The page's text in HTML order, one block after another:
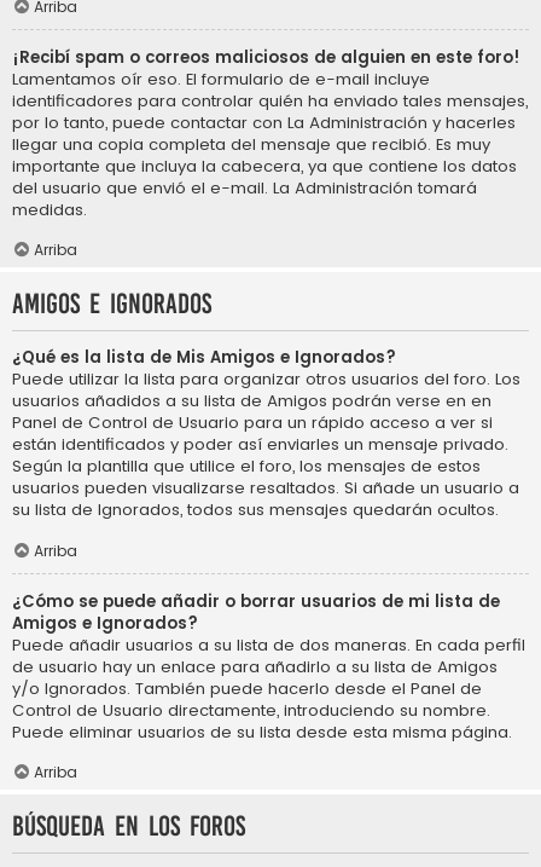
Arriba
¡Recibí spam o correos maliciosos de alguien en este foro!
Lamentamos oír eso. El formulario de e-mail incluye
identificadores para controlar quién ha enviado tales mensajes,
por lo tanto, puede contactar con La Administración y hacerles
llegar una copia completa del mensaje que recibió. Es muy
importante que incluya la cabecera, ya que contiene los datos
del usuario que envió el e-mail. La Administración tomará
medidas.
Arriba
Amigos e Ignorados
¿Qué es la lista de Mis Amigos e Ignorados?
Puede utilizar la lista para organizar otros usuarios del foro. Los
usuarios añadidos a su lista de Amigos podrán verse en en
Panel de Control de Usuario para un rápido acceso a ver si
están identificados y poder así enviarles un mensaje privado.
Según la plantilla que utilice el foro, los mensajes de estos
usuarios pueden visualizarse resaltados. Si añade un usuario a
su lista de Ignorados, todos sus mensajes quedarán ocultos.
Arriba
¿Cómo se puede añadir o borrar usuarios de mi lista de
Amigos e Ignorados?
Puede añadir usuarios a su lista de dos maneras. En cada perfil
de usuario hay un enlace para añadirlo a su lista de Amigos
y/o Ignorados. También puede hacerlo desde el Panel de
Control de Usuario directamente, introduciendo su nombre.
Puede eliminar usuarios de su lista desde esta misma página.
Arriba
Búsqueda en los foros